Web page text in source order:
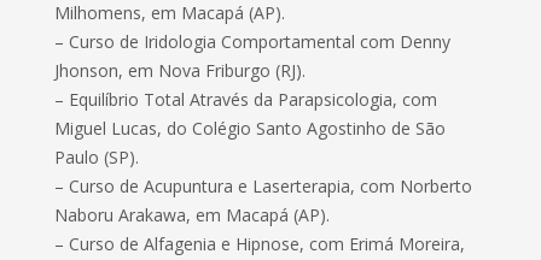
Milhomens, em Macapá (AP).
– Curso de Iridologia Comportamental com Denny
Jhonson, em Nova Friburgo (RJ).
– Equilíbrio Total Através da Parapsicologia, com
Miguel Lucas, do Colégio Santo Agostinho de São
Paulo (SP).
– Curso de Acupuntura e Laserterapia, com Norberto
Naboru Arakawa, em Macapá (AP).
– Curso de Alfagenia e Hipnose, com Erimá Moreira,